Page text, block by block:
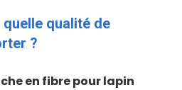
qualité de
?
en fibre pour lapin